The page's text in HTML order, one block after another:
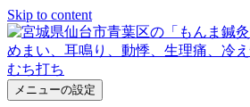
Skip to content
メニューの設定